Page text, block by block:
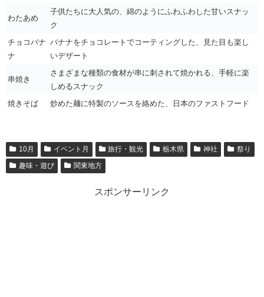
わたあめ
子供たちに大人気の、綿のようにふわふわした甘いスナッ
ク
チョコバナ
ナ
バナナをチョコレートでコーティングした、見た目も楽し
いデザート
串焼き
さまざまな種類の食材が串に刺されて焼かれる、手軽に楽
しめるスナック
焼きそば
炒めた麺に特製のソースを絡めた、日本のファストフード
10月 イベント月 旅行・観光 栃木県 神社
祭り
趣味・遊び
関東地方
スポンサーリンク